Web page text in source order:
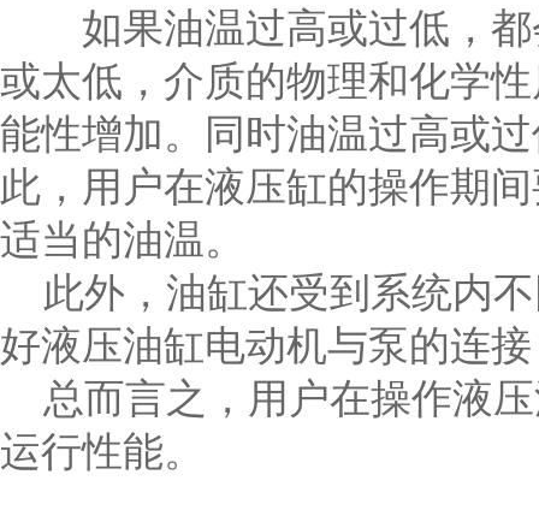
如果油温过高或过低，都
或太低，介质的物理和化学
能性增加。同时油温过高或
此，用户在液压缸的操作期
适当的油温。
此外，油缸还受到系统内
好液压油缸电动机与泵的连
总而言之，用户在操作液
运行性能。